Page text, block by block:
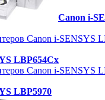
Canon i-
LBP654Cx
LBP5970